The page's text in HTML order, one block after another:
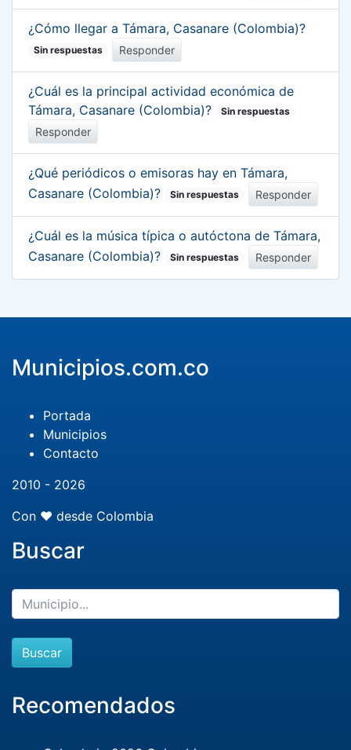
¿Cómo llegar a Támara, Casanare (Colombia)?
Sin respuestas Responder
¿Cuál es la principal actividad económica de
Támara, Casanare (Colombia)?
Sin respuestas
Responder
¿Qué periódicos o emisoras hay en Támara,
Casanare (Colombia)?
Sin respuestas Responder
¿Cuál es la música típica o autóctona de Támara,
Casanare (Colombia)?
Sin respuestas Responder
Municipios.com.co
Portada
Municipios
Contacto
2010 - 2026
Con ❤️ desde Colombia
Buscar
Buscar
Recomendados